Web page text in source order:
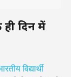
दिन में
विद्यार्थी